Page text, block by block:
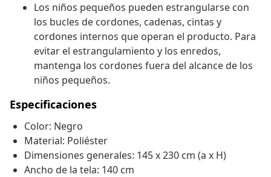
Los niños pequeños pueden estrangularse con
los bucles de cordones, cadenas, cintas y
cordones internos que operan el producto. Para
evitar el estrangulamiento y los enredos,
mantenga los cordones fuera del alcance de los
niños pequeños.
Especificaciones
Color: Negro
Material: Poliéster
Dimensiones generales: 145 x 230 cm (a x H)
Ancho de la tela: 140 cm